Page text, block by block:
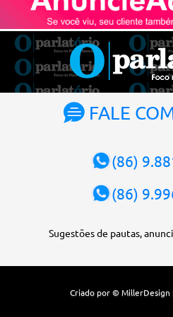
Atualmente, Fachin é o vice-
antiguidade, deve assumir o cargo.
o tribunal deve ser comandado
ainda não presidiu a Corte. O novo
Roberto Barroso, que completará o
cumprimentar Fachin pela eleição,
tem sorte de ter o ministro na
“Considero, pessoalmente e
FALE
(86)
(86)
Sugestões de pautas,
Criado por © MillerDesign